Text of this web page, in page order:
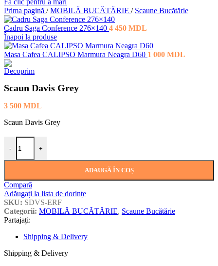
Fă clic pentru a mări
Prima pagină / MOBILĂ BUCĂTĂRIE / Scaune Bucătărie
Cadru Saga Conference 276×140 4 450 MDL
Înapoi la produse
Masa Cafea CALIPSO Marmura Neagra D60 1 000 MDL
Scaun Davis Grey
3 500 MDL
Scaun Davis Grey
-
Cantitate Scaun Davis Grey
+
ADAUGĂ ÎN COȘ
Compară
Adăugați la lista de dorințe
SKU: SDVS-ERF
Categorii: MOBILĂ BUCĂTĂRIE, Scaune Bucătărie
Partajați:
Shipping & Delivery
Shipping & Delivery